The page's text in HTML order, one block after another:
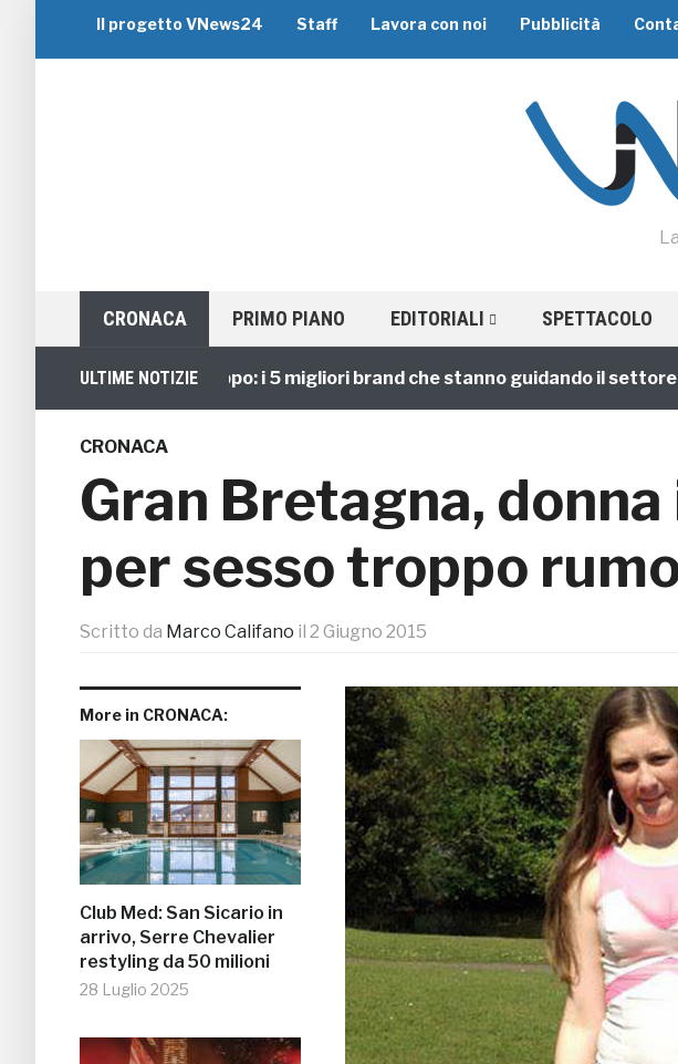
Il progetto VNews24 Staff Lavora con noi Pubblicità
CRONACA PRIMO PIANO EDITORIALI SPETTACOLO
ULTIME NOTIZIE
Viaggi di Gruppo: i 5 migliori brand che stanno guidando il settore
CRONACA
Gran Bretagna,
per sesso troppo
Scritto da Marco Califano il 2 Giugno 2015
More in CRONACA:
Club Med: San Sicario in
arrivo, Serre Chevalier
restyling da 50 milioni
28 Luglio 2025